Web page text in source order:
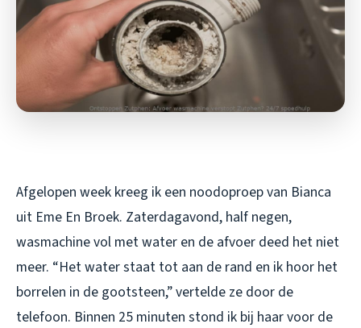
Afgelopen week kreeg ik een noodoproep van Bianca
uit Eme En Broek. Zaterdagavond, half negen,
wasmachine vol met water en de afvoer deed het niet
meer. “Het water staat tot aan de rand en ik hoor het
borrelen in de gootsteen,” vertelde ze door de
telefoon. Binnen 25 minuten stond ik bij haar voor de